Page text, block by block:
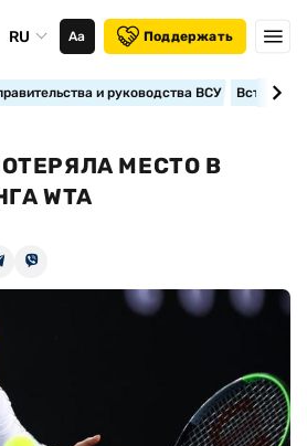
RU Аа Поддержать
и руководства ВСУ
МЕСТО В
WTA